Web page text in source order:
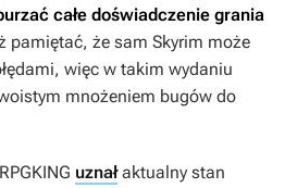
całe doświadczenie grania
pamiętać, że sam Skyrim może
więc w takim wydaniu
mnożeniem bugów do
uznałaktualny stan